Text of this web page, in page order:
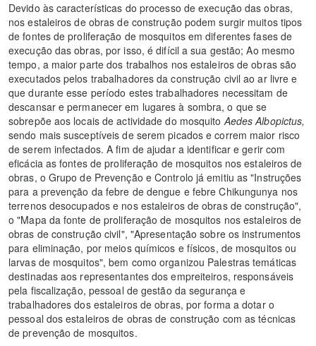
Devido às características do processo de execução das obras,
nos estaleiros de obras de construção podem surgir muitos tipos
de fontes de proliferação de mosquitos em diferentes fases de
execução das obras, por isso, é difícil a sua gestão; Ao mesmo
tempo, a maior parte dos trabalhos nos estaleiros de obras são
executados pelos trabalhadores da construção civil ao ar livre e
que durante esse período estes trabalhadores necessitam de
descansar e permanecer em lugares à sombra, o que se
sobrepõe aos locais de actividade do mosquitoAedes Albopictus,
sendo mais susceptíveis de serem picados e correm maior risco
de serem infectados. A fim de ajudar a identificar e gerir com
eficácia as fontes de proliferação de mosquitos nos estaleiros de
obras, o Grupo de Prevenção e Controlo já emitiu as "Instruções
para a prevenção da febre de dengue e febre Chikungunya nos
terrenos desocupados e nos estaleiros de obras de construção",
o "Mapa da fonte de proliferação de mosquitos nos estaleiros de
obras de construção civil", "Apresentação sobre os instrumentos
para eliminação, por meios químicos e físicos, de mosquitos ou
larvas de mosquitos", bem como organizou Palestras temáticas
destinadas aos representantes dos empreiteiros, responsáveis
pela fiscalização, pessoal de gestão da segurança e
trabalhadores dos estaleiros de obras, por forma a dotar o
pessoal dos estaleiros de obras de construção com as técnicas
de prevenção de mosquitos.